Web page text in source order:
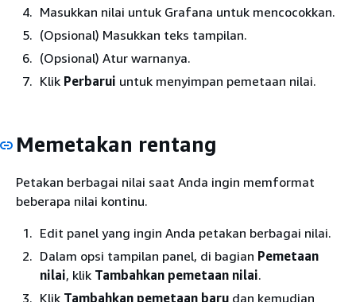
Masukkan nilai untuk Grafana untuk mencocokkan.
(Opsional) Masukkan teks tampilan.
(Opsional) Atur warnanya.
Klik Perbarui untuk menyimpan pemetaan nilai.
Memetakan rentang
Petakan berbagai nilai saat Anda ingin memformat
beberapa nilai kontinu.
Edit panel yang ingin Anda petakan berbagai nilai.
Dalam opsi tampilan panel, di bagian Pemetaan
nilai, klik Tambahkan pemetaan nilai.
Klik Tambahkan pemetaan baru dan kemudian